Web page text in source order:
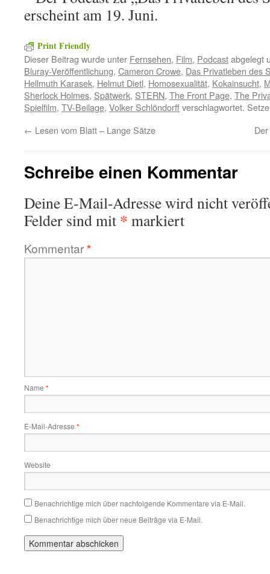
erscheint am 19. Juni.
Print Friendly
Dieser Beitrag wurde unter Fernsehen, Film, Podcastabgelegt
Bluray-Veröffentlichung, Cameron Crowe, Das Privatleben des
Hellmuth Karasek, Helmut Dietl, Homosexualität, Kokainsucht,
Sherlock Holmes, Spätwerk, STERN, The Front Page, The
Spielfilm, TV-Beilage, Volker Schlöndorffverschlagwortet.
← Lesen vom Blatt – Lange Sätze
Schreibe einen Kommentar
Deine E-Mail-Adresse wird nicht
Felder sind mit * markiert
Kommentar*
Name *
E-Mail-Adresse *
Website
Benachrichtige mich über nachfolgende Kommentare via E-Mail.
Benachrichtige mich über neue Beiträge via E-Mail.